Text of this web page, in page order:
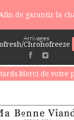
de garantir la
Chronofreeze
de votre
Arrivages